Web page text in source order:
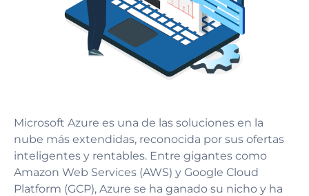
Microsoft Azure es una de las soluciones en la
nube más extendidas, reconocida por sus ofertas
inteligentes y rentables. Entre gigantes como
Amazon Web Services (AWS) y Google Cloud
Platform (GCP), Azure se ha ganado su nicho y ha